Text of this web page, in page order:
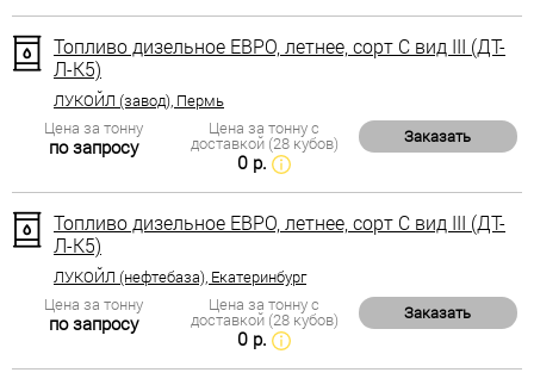
Топливо дизельное ЕВРО, летнее, сорт С вид III (ДТ-
Л-К5)
ЛУКОЙЛ (завод), Пермь
Цена за тонну
по запросу
Цена за тонну с
доставкой (28 кубов)
0 р.
Заказать
Топливо дизельное ЕВРО, летнее, сорт С вид III (ДТ-
Л-К5)
ЛУКОЙЛ (нефтебаза), Екатеринбург
Цена за тонну
по запросу
Цена за тонну с
доставкой (28 кубов)
0 р.
Заказать